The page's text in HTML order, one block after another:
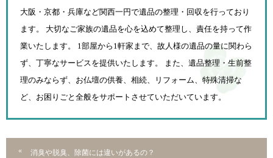
大阪・京都・兵庫など関西一円で遺品の整理・回収を行っており
ます。 大切なご家族の遺品を心を込めて整理し、責任を持って作
業いたします。 1部屋から1軒家まで、故人様の遺品の量に関わら
ず、 丁寧なサービスを提供いたします。 また、遺品整理・生前整
理のみならず、お仏壇の供養、相続、
リフォーム、特殊清掃な
ど、お困りごと全般をサポートさせていただいています。
消臭や脱臭、除菌には違いがあるの？